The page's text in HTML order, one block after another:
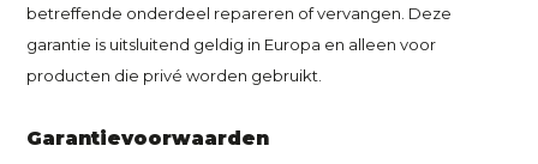
betreffende onderdeel repareren of vervangen. Deze
garantie is uitsluitend geldig in Europa en alleen voor
producten die privé worden gebruikt.
Garantievoorwaarden